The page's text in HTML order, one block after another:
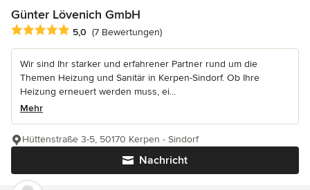
Günter Lövenich GmbH
Durchschnittliche Bewertung: 5 von 5 Sternen
5,0 (7 Bewertungen)
Wir sind Ihr starker und erfahrener Partner rund um die
Themen Heizung und Sanitär in Kerpen-Sindorf. Ob Ihre
Heizung erneuert werden muss, ei...
Mehr
Nachricht
Hüttenstraße 3-5, 50170 Kerpen - Sindorf